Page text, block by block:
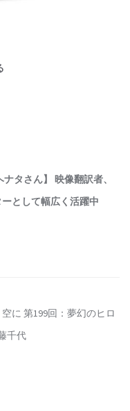
ナタさん】 映像翻訳者、
として幅広く活躍中
に 第199回：夢幻のヒロ
千代